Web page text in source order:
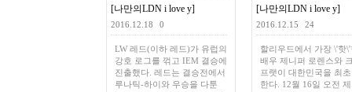
[나만의LDN i love y]
2016.12.18 0
LW 레드(이하 레드)가 유럽의
강호 로그를 꺾고 IEM 결승에
진출했다. 레드는 결승전에서
루나틱-하이와 우승을 다툰
[나만의LDN i love y]
2016.12.15 24
할리우드에서 가장 \'핫
배우 제니퍼 로렌스와
프랫이 대한민국을 최
한다. 12월 16일 오전